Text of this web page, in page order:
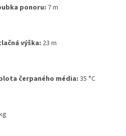
ponoru: 7 m
výška: 23 m
čerpaného média: 35 °C